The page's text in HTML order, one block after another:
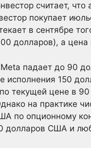
считает,
покупает
в сентябре
долларов), а
падает до 90
исполнения 150
текущей цене в
на практике
по опционному
долларов США и